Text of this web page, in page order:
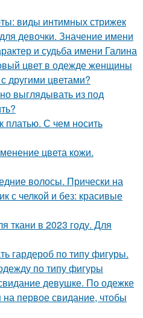
виды интимных стрижек
девочки. Значение имени
и судьба имени Галина
цвет в одежде женщины
другими цветами?
выглядывать из под
платью. С чем носить
цвета кожи.
волосы. Прически на
с челкой и без: красивые
ткани в 2023 году. Для
гардероб по типу фигуры.
по типу фигуры
девушке. По одежке
на первое свидание, чтобы